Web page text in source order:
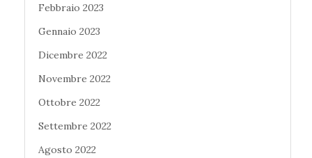
Febbraio 2023
Gennaio 2023
Dicembre 2022
Novembre 2022
Ottobre 2022
Settembre 2022
Agosto 2022